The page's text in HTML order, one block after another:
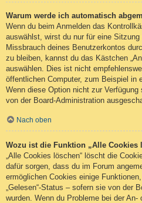
Warum werde ich automatisch
Wenn du beim Anmelden das
auswählst, wirst du nur für eine
Missbrauch deines Benutzerkontos
zu bleiben, kannst du das Kästchen
auswählen. Dies ist nicht
öffentlichen Computer, zum Beispiel in
Wenn diese Option nicht zur
von der Board-Administration
Nach oben
Wozu ist die Funktion „Alle Cookies
„Alle Cookies löschen“ löscht die
dafür sorgen, dass du im Forum
ermöglichen Cookies einige
„Gelesen“-Status – sofern sie von der
wurden. Wenn du Probleme bei der